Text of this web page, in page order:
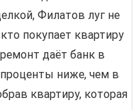
Филатов луг не
покупает квартиру
даёт банк в
проценты ниже, чем в
квартиру, которая